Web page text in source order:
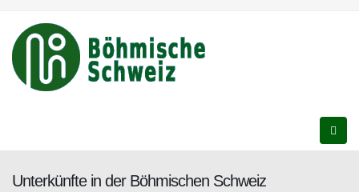
Unterkünfte in der Böhmischen Schweiz